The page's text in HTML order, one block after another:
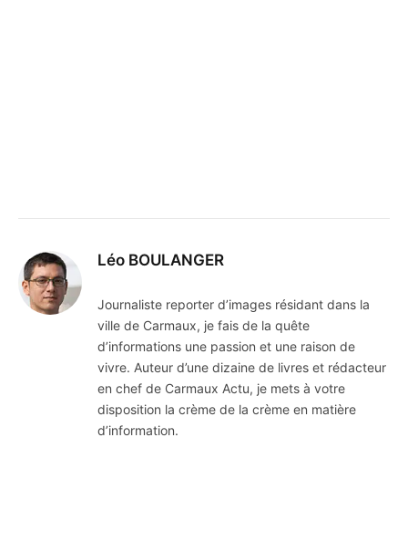
Léo BOULANGER
Journaliste reporter d’images résidant dans la
ville de Carmaux, je fais de la quête
d’informations une passion et une raison de
vivre. Auteur d’une dizaine de livres et rédacteur
en chef de Carmaux Actu, je mets à votre
disposition la crème de la crème en matière
d’information.